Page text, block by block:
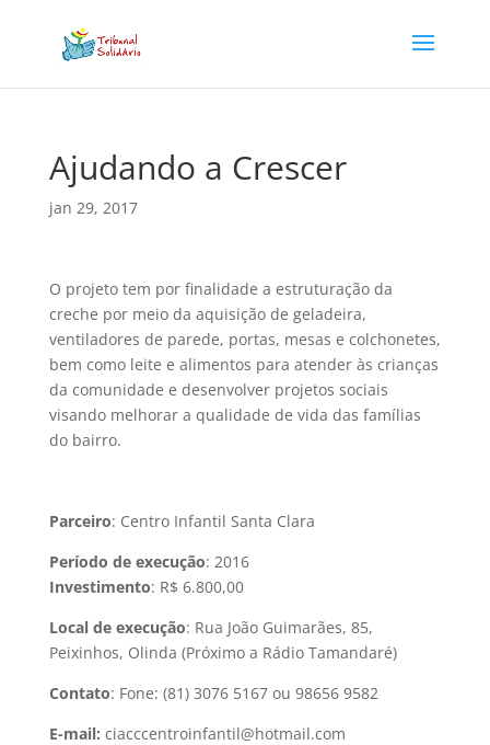
Ajudando a Crescer
jan 29, 2017
O projeto tem por finalidade a estruturação da
creche por meio da aquisição de geladeira,
ventiladores de parede, portas, mesas e colchonetes,
bem como leite e alimentos para atender às crianças
da comunidade e desenvolver projetos sociais
visando melhorar a qualidade de vida das famílias
do bairro.
Parceiro: Centro Infantil Santa Clara
Período de execução: 2016
Investimento: R$ 6.800,00
Local de execução: Rua João Guimarães, 85,
Peixinhos, Olinda (Próximo a Rádio Tamandaré)
Contato: Fone: (81) 3076 5167 ou 98656 9582
E-mail: ciacccentroinfantil@hotmail.com